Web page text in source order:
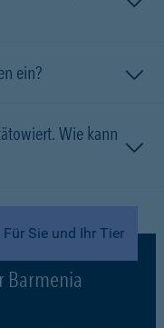
ein?
Wie kann
Für Sie und Ihr Tier
Barmenia